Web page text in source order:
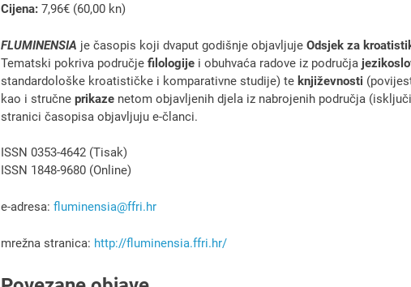
Cijena:7,96€ (60,00 kn)
FLUMINENSIA je časopis koji dvaput godišnje objavljuje Odsjek za
Tematski pokriva područje filologijei obuhvaća radove iz područja
standardološke kroatističke i komparativne studije) te književnosti
kao i stručne prikazenetom objavljenih djela iz nabrojenih područja
stranici časopisa objavljuju e-članci.
ISSN 0353-4642 (Tisak)
ISSN 1848-9680 (Online)
e-adresa: fluminensia@ffri.hr
mrežna stranica: http://fluminensia.ffri.hr/